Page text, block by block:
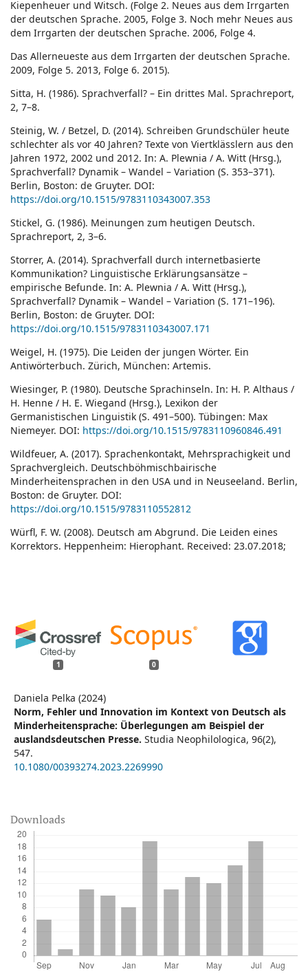
1 0
Daniela Pelka (2024)
Norm, Fehler und Innovation im Kontext von Deutsch als
Minderheitensprache: Überlegungen am Beispiel der
auslandsdeutschen Presse. Studia Neophilologica, 96(2),
547.
10.1080/00393274.2023.2269990
Downloads
Kiepenheuer und Witsch. (Folge 2. Neues aus dem Irrgarten
der deutschen Sprache. 2005, Folge 3. Noch mehr Neues aus
dem Irrgarten der deutschen Sprache. 2006, Folge 4.
Das Allerneueste aus dem Irrgarten der deutschen Sprache.
2009, Folge 5. 2013, Folge 6. 2015).
Sitta, H. (1986). Sprachverfall? – Ein drittes Mal. Sprachreport,
2, 7–8.
Steinig, W. / Betzel, D. (2014). Schreiben Grundschüler heute
schlechter als vor 40 Jahren? Texte von Viertklässlern aus den
Jahren 1972, 2002 und 2012. In: A. Plewnia / A. Witt (Hrsg.),
Sprachverfall? Dynamik – Wandel – Variation (S. 353–371).
Berlin, Boston: de Gruyter. DOI:
https://doi.org/10.1515/9783110343007.353
Stickel, G. (1986). Meinungen zum heutigen Deutsch.
Sprachreport, 2, 3–6.
Storrer, A. (2014). Sprachverfall durch internetbasierte
Kommunikation? Linguistische Erklärungsansätze –
empirische Befunde. In: A. Plewnia / A. Witt (Hrsg.),
Sprachverfall? Dynamik – Wandel – Variation (S. 171–196).
Berlin, Boston: de Gruyter. DOI:
https://doi.org/10.1515/9783110343007.171
Weigel, H. (1975). Die Leiden der jungen Wörter. Ein
Antiwörterbuch. Zürich, München: Artemis.
Wiesinger, P. (1980). Deutsche Sprachinseln. In: H. P. Althaus /
H. Henne / H. E. Wiegand (Hrsg.), Lexikon der
Germanistischen Linguistik (S. 491–500). Tübingen: Max
Niemeyer. DOI: https://doi.org/10.1515/9783110960846.491
Wildfeuer, A. (2017). Sprachenkontakt, Mehrsprachigkeit und
Sprachvergleich. Deutschböhmischbairische
Minderheitensprachen in den USA und in Neuseeland. Berlin,
Boston: de Gruyter. DOI:
https://doi.org/10.1515/9783110552812
Würfl, F. W. (2008). Deutsch am Abgrund. Die Leiden eines
Korrektors. Heppenheim: Hierophant. Received: 23.07.2018;